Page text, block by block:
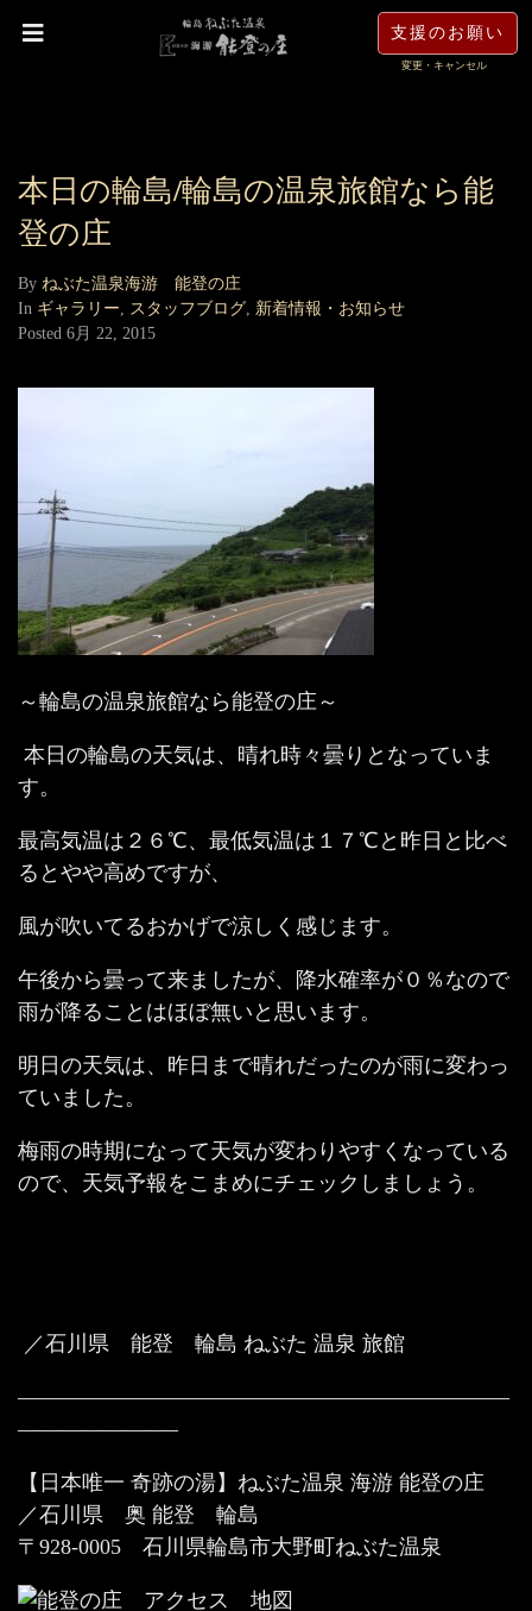
支援のお願い
変更・キャンセル
本日の輪島/輪島の温泉旅館なら能
登の庄
By ねぶた温泉海游 能登の庄
In ギャラリー, スタッフブログ, 新着情報・お知らせ
Posted 6月 22, 2015
～輪島の温泉旅館なら能登の庄～
本日の輪島の天気は、晴れ時々曇りとなっていま
す。
最高気温は２６℃、最低気温は１７℃と昨日と比べ
るとやや高めですが、
風が吹いてるおかげで涼しく感じます。
午後から曇って来ましたが、降水確率が０％なので
雨が降ることはほぼ無いと思います。
明日の天気は、昨日まで晴れだったのが雨に変わっ
ていました。
梅雨の時期になって天気が変わりやすくなっている
ので、天気予報をこまめにチェックしましょう。
／石川県 能登 輪島 ねぶた 温泉 旅館
———————————————————————
———————–
【日本唯一 奇跡の湯】ねぶた温泉 海游 能登の庄
／石川県 奥 能登 輪島
〒928-0005 石川県輪島市大野町ねぶた温泉